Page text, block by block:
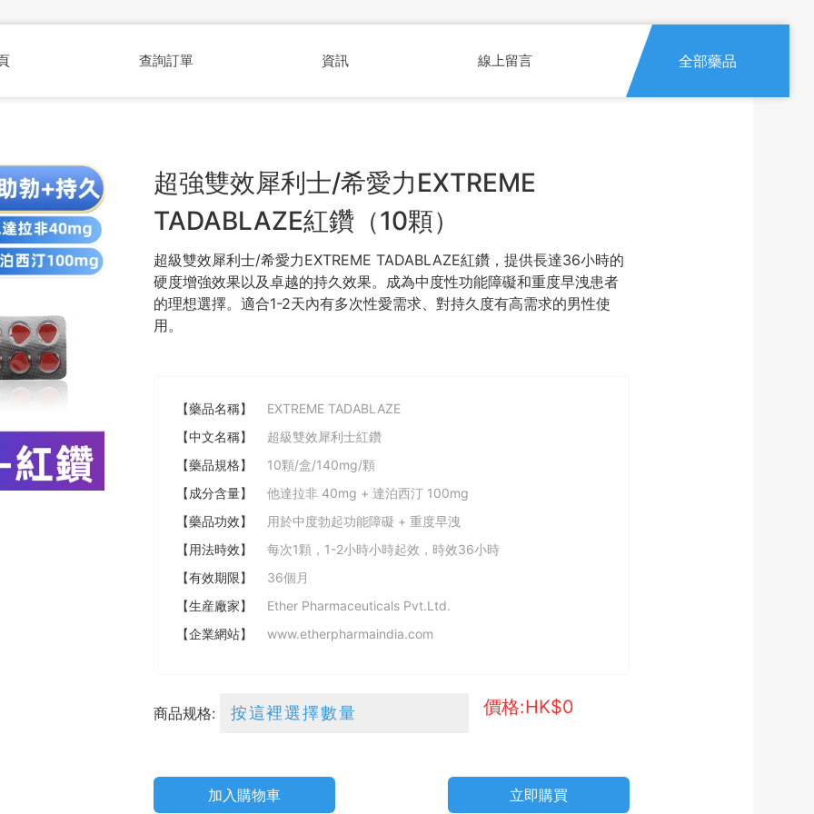
查詢訂單 資訊 線上留言 全部藥品
超強雙效犀利士/希愛力EXTREME
TADABLAZE紅鑽（10顆）
超級雙效犀利士/希愛力EXTREME TADABLAZE紅鑽，提供長達36小時的
硬度增強效果以及卓越的持久效果。成為中度性功能障礙和重度早洩患者
的理想選擇。適合1-2天內有多次性愛需求、對持久度有高需求的男性使
用。
【藥品名稱】
EXTREME TADABLAZE
【中文名稱】
超級雙效犀利士紅鑽
【藥品規格】
10顆/盒/140mg/顆
【成分含量】
他達拉非 40mg + 達泊西汀 100mg
【藥品功效】
用於中度勃起功能障礙 + 重度早洩
【用法時效】
每次1顆，1-2小時小時起效，時效36小時
【有效期限】
36個月
【生産廠家】
Ether Pharmaceuticals Pvt.Ltd.
【企業網站】
www.etherpharmaindia.com
商品规格: 價格:HK$0
加入購物車 立即購買